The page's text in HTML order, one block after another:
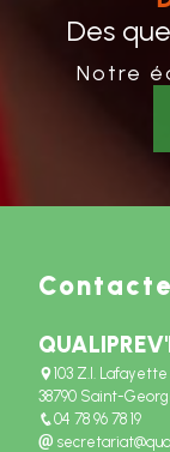
Des
Notre
103 Z.I.
38790 Saint-
04 78 96 78 19